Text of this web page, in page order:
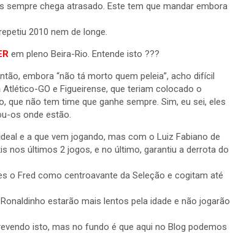
chega atrasado. Este tem que mandar embora
2010 nem de longe.
em pleno Beira-Rio. Entende isto ???
embora “não tá morto quem peleia”, acho difícil
GO e Figueirense, que teriam colocado o
não tem time que ganhe sempre. Sim, eu sei, eles
os onde estão.
e a que vem jogando, mas com o Luiz Fabiano de
nos últimos 2 jogos, e no último, garantiu a derrota do
o Fred como centroavante da Seleção e cogitam até
estarão mais lentos pela idade e não jogarão
isto, mas no fundo é que aqui no Blog podemos